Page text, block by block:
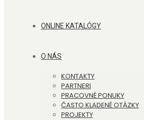
ONLINE KATALÓGY
O NÁS
KONTAKTY
PARTNERI
PRACOVNÉ PONUKY
ČASTO KLADENÉ OTÁZKY
PROJEKTY